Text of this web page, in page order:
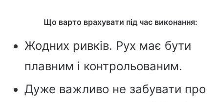
Що варто врахувати під час виконання:
Жодних ривків. Рух має бути
плавним і контрольованим.
Дуже важливо не забувати про